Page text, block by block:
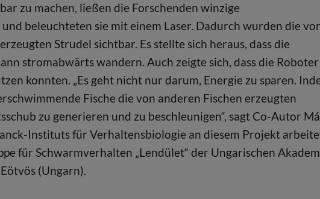
zu machen, ließen die Forschenden winzige
beleuchteten sie mit einem Laser. Dadurch wurden die
Strudel sichtbar. Es stellte sich heraus, dass die
stromabwärts wandern. Auch zeigte sich, dass die Roboter
konnten. „Es geht nicht nur darum, Energie zu sparen.
Fische die von anderen Fischen erzeugten
zu generieren und zu beschleunigen“, sagt Co-Autor
Instituts für Verhaltensbiologie an diesem Projekt
für Schwarmverhalten „Lendület“ der Ungarischen
(Ungarn).